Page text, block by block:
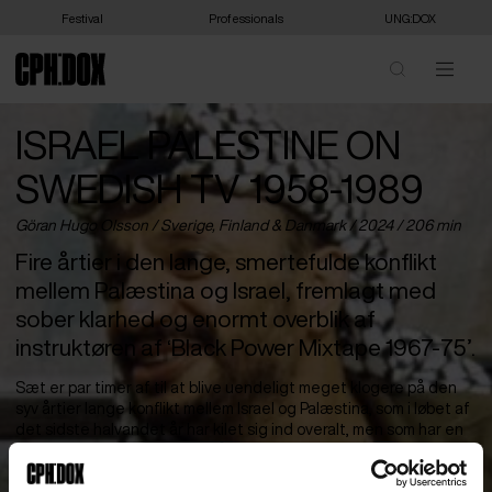
Festival Professionals UNG:DOX
ISRAEL PALESTINE ON
SWEDISH TV 1958-1989
Göran Hugo Olsson /Sverige, Finland& Danmark/ 2024 / 206 min
Fire årtier i den lange, smertefulde konflikt
mellem Palæstina og Israel, fremlagt med
sober klarhed og enormt overblik af
instruktøren af ‘Black Power Mixtape 1967-75’.
Sæt er par timer af til at blive uendeligt meget klogere på den
syv årtier lange konflikt mellem Israel og Palæstina, som i løbet af
det sidste halvandet år har kilet sig ind overalt, men som har en
består af materiale fra det svenske tv-arkiv gennem 40 år,